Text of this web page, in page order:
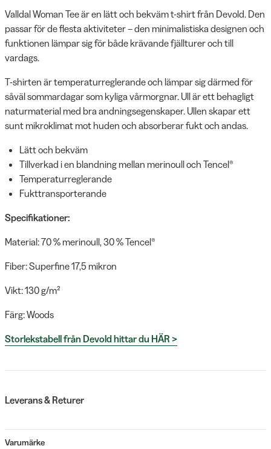
Valldal Woman Tee är en lätt och bekväm t-shirt från Devold. Den
passar för de flesta aktiviteter – den minimalistiska designen och
funktionen lämpar sig för både krävande fjällturer och till
vardags.
T-shirten är temperaturreglerande och lämpar sig därmed för
såväl sommardagar som kyliga vårmorgnar. Ull är ett behagligt
naturmaterial med bra andningsegenskaper. Ullen skapar ett
sunt mikroklimat mot huden och absorberar fukt och andas.
Lätt och bekväm
Tillverkad i en blandning mellan merinoull och Tencel®
Temperaturreglerande
Fukttransporterande
Specifikationer:
Material: 70 % merinoull, 30 % Tencel®
Fiber: Superfine 17,5 mikron
Vikt: 130 g/m²
Färg: Woods
Storlekstabell från Devold hittar du HÄR >
Leverans & Returer
Varumärke